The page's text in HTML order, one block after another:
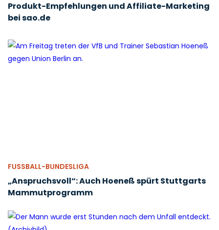
Produkt-Empfehlungen und Affiliate-Marketing
bei sao.de
FUSSBALL-BUNDESLIGA
„Anspruchsvoll“: Auch Hoeneß spürt Stuttgarts
Mammutprogramm